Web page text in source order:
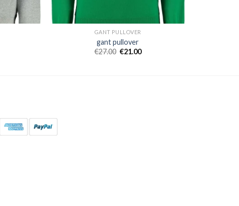
GANT PULLOVER
gant pullover
€27.00 €21.00